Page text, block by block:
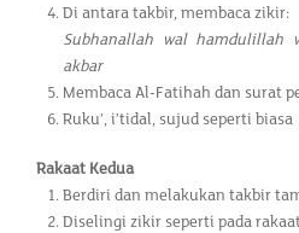
Di antara takbir, membaca zikir:
Subhanallah wal
akbar
Membaca Al-Fatihah dan surat
Ruku’, i’tidal, sujud seperti biasa
Rakaat Kedua
Berdiri dan melakukan takbir
Diselingi zikir seperti pada